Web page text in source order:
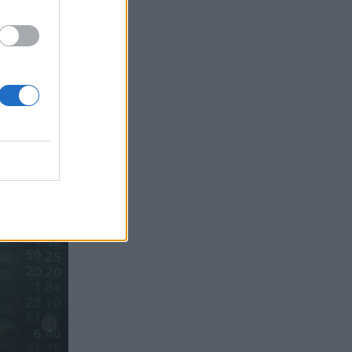
Τράπεζα Κύπρου: Ενισχυμένες κατά